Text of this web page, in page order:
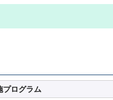
プログラム